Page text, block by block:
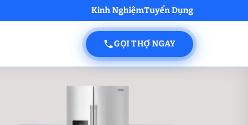
Kinh NghiệmTuyển Dụng
GỌI THỢ NGAY